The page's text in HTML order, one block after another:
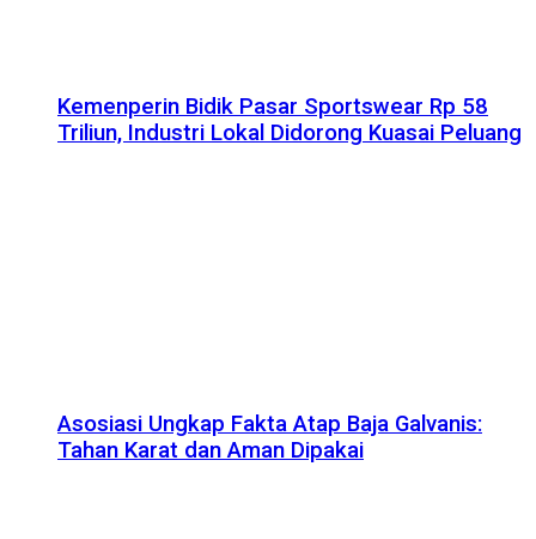
Kemenperin Bidik Pasar Sportswear Rp 58
Triliun, Industri Lokal Didorong Kuasai Peluang
Asosiasi Ungkap Fakta Atap Baja Galvanis:
Tahan Karat dan Aman Dipakai